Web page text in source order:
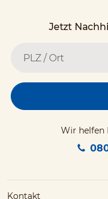
Jetzt
Wir helfen
Kontakt